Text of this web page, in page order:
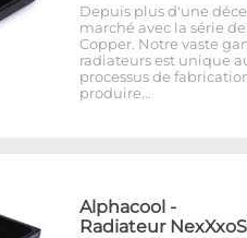
Depuis plus d'une
marché avec la série
Copper. Notre vaste
radiateurs est unique
processus de
produire…
Alphacool -
Radiateur